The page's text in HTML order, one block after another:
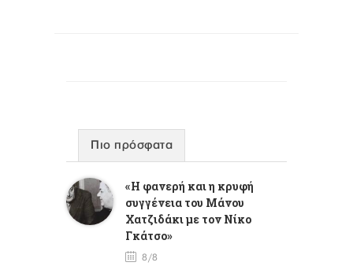
Πιο πρόσφατα
«Η φανερή και η κρυφή
συγγένεια του Μάνου
Χατζιδάκι με τον Νίκο
Γκάτσο»
8/8